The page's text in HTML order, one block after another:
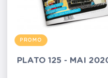
PROMO
PLATO 125 - MAI